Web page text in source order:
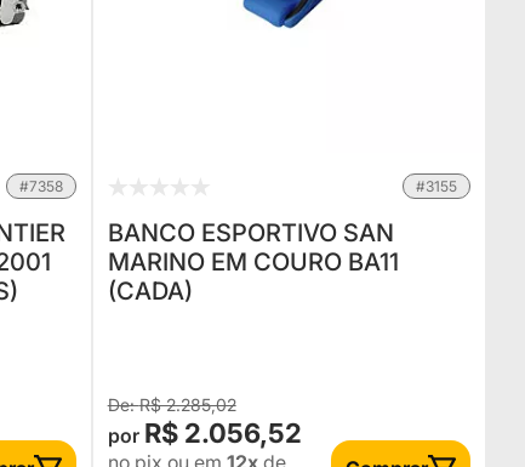
#7358 #3155
BANCO ESPORTIVO SAN
MARINO EM COURO BA11
(CADA)
R$ 2.285,02
R$ 2.056,52